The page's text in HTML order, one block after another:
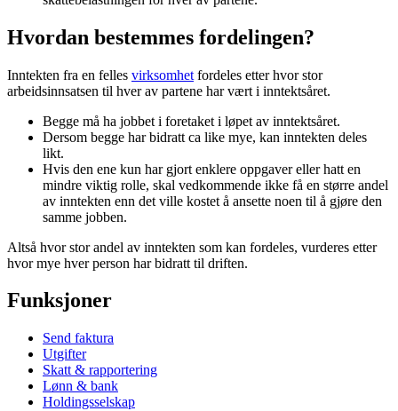
Hvordan bestemmes fordelingen?
Inntekten fra en felles virksomhet fordeles etter hvor stor
arbeidsinnsatsen til hver av partene har vært i inntektsåret.
Begge må ha jobbet i foretaket i løpet av inntektsåret.
Dersom begge har bidratt ca like mye, kan inntekten deles
likt.
Hvis den ene kun har gjort enklere oppgaver eller hatt en
mindre viktig rolle, skal vedkommende ikke få en større andel
av inntekten enn det ville kostet å ansette noen til å gjøre den
samme jobben.
Altså hvor stor andel av inntekten som kan fordeles, vurderes etter
hvor mye hver person har bidratt til driften.
Funksjoner
Send faktura
Utgifter
Skatt & rapportering
Lønn & bank
Holdingsselskap